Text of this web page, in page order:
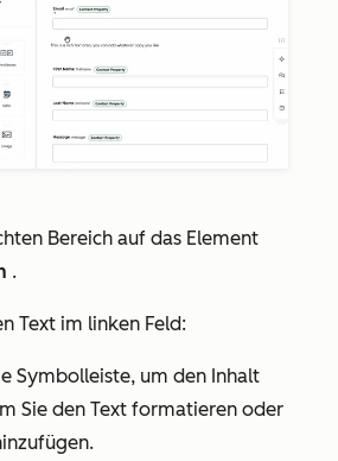
Bereich auf das Element
.
Text im linken Feld:
Symbolleiste, um den Inhalt
Sie den Text formatieren oder